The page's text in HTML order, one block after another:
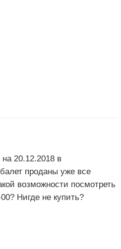
на 20.12.2018 в
проданы уже все
возможности посмотреть
Нигде не купить?